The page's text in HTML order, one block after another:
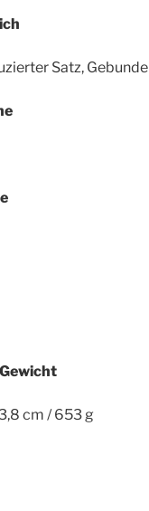
Satz,
cm / 653 g